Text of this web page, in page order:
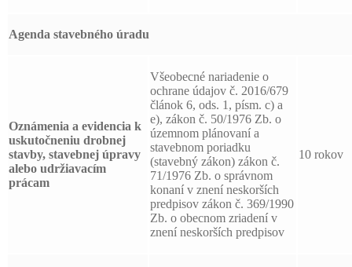
Agenda stavebného úradu
Oznámenia a evidencia k
uskutočneniu drobnej
stavby, stavebnej úpravy
alebo udržiavacím
prácam
Všeobecné nariadenie o
ochrane údajov č. 2016/679
článok 6, ods. 1, písm. c) a
e), zákon č. 50/1976 Zb. o
územnom plánovaní a
stavebnom poriadku
(stavebný zákon) zákon č.
71/1976 Zb. o správnom
konaní v znení neskorších
predpisov zákon č. 369/1990
Zb. o obecnom zriadení v
znení neskorších predpisov
10 rokov